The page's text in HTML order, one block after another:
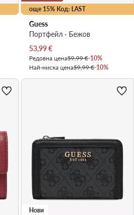
още 15% Код: LAST
Guess
Портфейл · Бежов
Актуална цена
53,99€
Редовна цена59,99 €-10%
Най-ниска цена59,99 €-10%
Нови